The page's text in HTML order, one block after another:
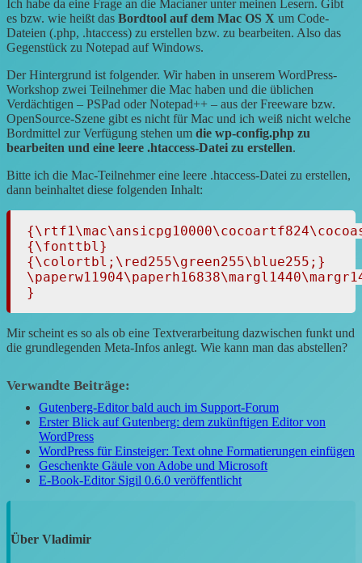
Ich habe da eine Frage an die Macianer unter meinen Lesern. Gibt
es bzw. wie heißt das Bordtool auf dem Mac OS X um Code-
Dateien (.php, .htaccess) zu erstellen bzw. zu bearbeiten. Also das
Gegenstück zu Notepad auf Windows.
Der Hintergrund ist folgender. Wir haben in unserem WordPress-
Workshop zwei Teilnehmer die Mac haben und die üblichen
Verdächtigen – PSPad oder Notepad++ – aus der Freeware bzw.
OpenSource-Szene gibt es nicht für Mac und ich weiß nicht welche
Bordmittel zur Verfügung stehen um die wp-config.php zu
bearbeiten und eine leere .htaccess-Datei zu erstellen.
Bitte ich die Mac-Teilnehmer eine leere .htaccess-Datei zu erstellen,
dann beinhaltet diese folgenden Inhalt:
{\fonttbl}
{\colortbl;\red255\green255\blue255;}
}
Mir scheint es so als ob eine Textverarbeitung dazwischen funkt und
die grundlegenden Meta-Infos anlegt. Wie kann man das abstellen?
Verwandte Beiträge:
Gutenberg-Editor bald auch im Support-Forum
Erster Blick auf Gutenberg: dem zukünftigen Editor von
WordPress
WordPress für Einsteiger: Text ohne Formatierungen einfügen
Geschenkte Gäule von Adobe und Microsoft
E-Book-Editor Sigil 0.6.0 veröffentlicht
Über Vladimir